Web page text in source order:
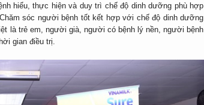
hiểu, thực hiện và duy trì chế độ dinh dưỡng phù hợp
sóc người bệnh tốt kết hợp với chế độ dinh dưỡng
là trẻ em, người già, người có bệnh lý nền, người bệnh
gian điều trị.